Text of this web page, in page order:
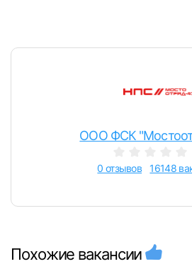
ООО ФСК
0 отзывов 16148
Похожие вакансии